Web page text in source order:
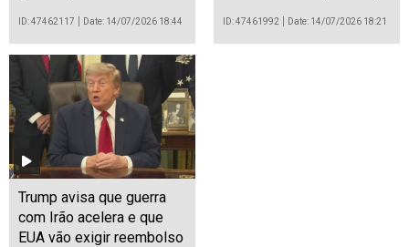
ID: 47462117 Date: 14/07/2026 18:44 ID: 47461992 Date: 14/07/2026 18:21
Trump avisa que guerra
com Irão acelera e que
EUA vão exigir reembolso